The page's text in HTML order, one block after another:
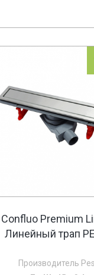
Confluo Premium
Линейный трап
Производитель